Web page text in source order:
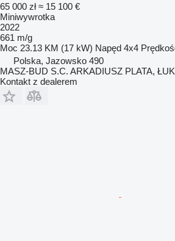
65 000 zł ≈ 15 100 €
Miniwywrotka
2022
661 m/g
Moc 23.13 KM (17 kW) Napęd 4x4
Polska, Jazowsko 490
MASZ-BUD S.C. ARKADIUSZ PLATA,
Kontakt z dealerem